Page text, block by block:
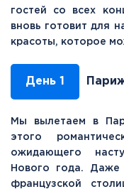
гостей со всех
вновь готовит для
красоты, которое
День 1
Мы вылетаем в
этого
ожидающего
Нового года.
французской